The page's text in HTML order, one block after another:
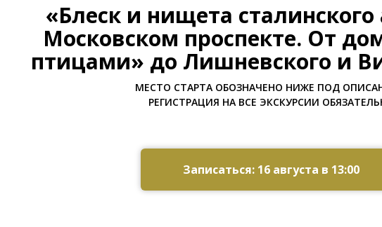
«Блеск и нищета
Московском проспекте. От
птицами» до Лишневского и
МЕСТО СТАРТА ОБОЗНАЧЕНО НИЖЕ ПОД
РЕГИСТРАЦИЯ НА ВСЕ ЭКСКУРСИИ
Записаться: 16 августа в 13:00